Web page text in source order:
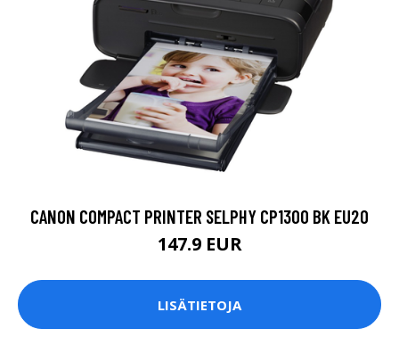
CANON COMPACT PRINTER SELPHY CP1300 BK EU20
147.9 EUR
LISÄTIETOJA